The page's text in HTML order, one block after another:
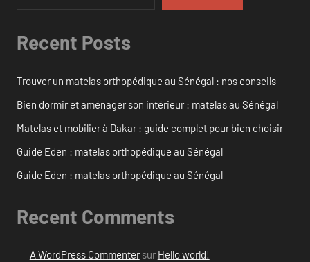
Recent Posts
Trouver un matelas orthopédique au Sénégal : nos conseils
Bien dormir et aménager son intérieur : matelas au Sénégal
Matelas et mobilier à Dakar : guide complet pour bien choisir
Guide Eden : matelas orthopédique au Sénégal
Guide Eden : matelas orthopédique au Sénégal
Recent Comments
A WordPress Commentersur Hello world!